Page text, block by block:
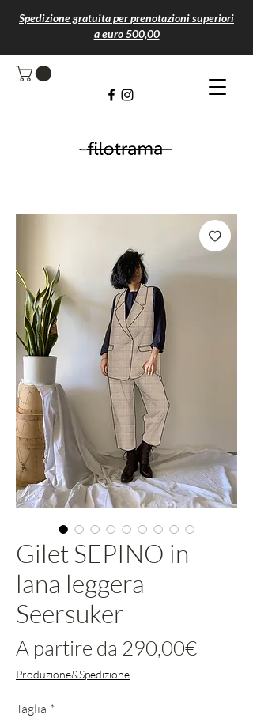
Spedizione gratuita per prenotazioni superiori
a euro 500,00
Gilet SEPINO in
lana leggera
Seersuker
A partire da 290,00€Prezzo
Produzione&Spedizione
Taglia *